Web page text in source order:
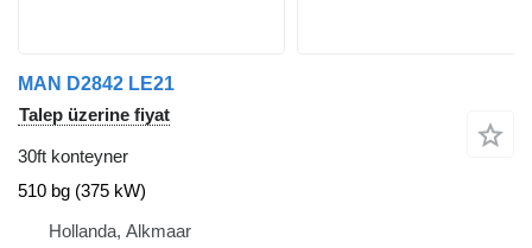
MAN D2842 LE21
Talep üzerine fiyat
30ft konteyner
510 bg (375 kW)
Hollanda, Alkmaar